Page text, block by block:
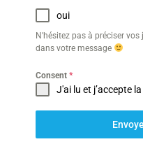
oui
N'hésitez pas à préciser
dans votre message
Consent*
J'ai lu et j’accepte la